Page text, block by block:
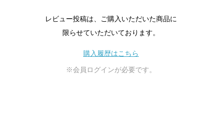
レビュー投稿は、ご購入いただいた商品に
限らせていただいております。
購入履歴はこちら
※会員ログインが必要です。